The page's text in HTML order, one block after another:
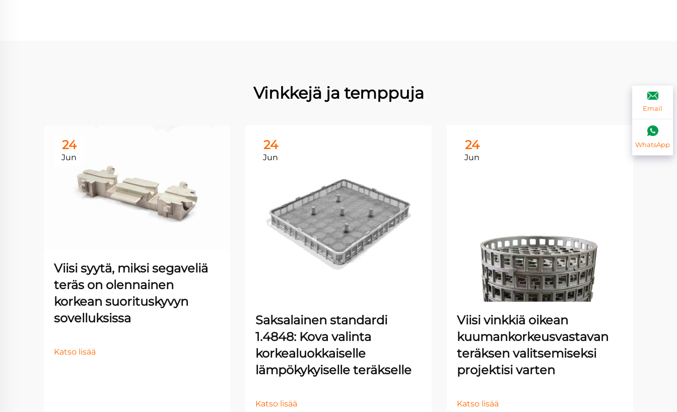
Vinkkejä ja temppuja
24
Jun
Viisi syytä, miksi segaveliä
teräs on olennainen
korkean suorituskyvyn
sovelluksissa
Katso lisää
24
Jun
Saksalainen standardi
1.4848: Kova valinta
korkealuokkaiselle
lämpökykyiselle teräkselle
Katso lisää
24
Jun
Viisi vinkkiä oikean
kuumankorkeusvastavan
teräksen valitsemiseksi
projektisi varten
Katso lisää
Email
WhatsApp